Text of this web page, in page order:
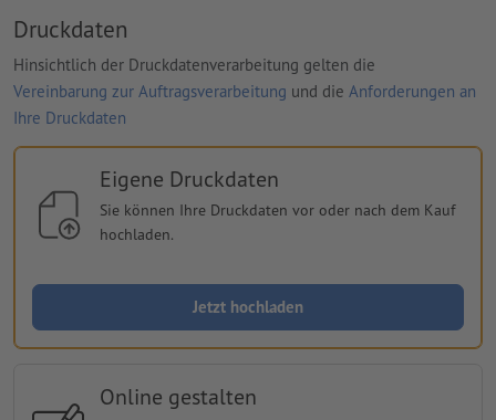
Druckdaten
Hinsichtlich der Druckdatenverarbeitung gelten die
Vereinbarung zur Auftragsverarbeitung und die Anforderungen an
Ihre Druckdaten
Eigene Druckdaten
Sie können Ihre Druckdaten vor oder nach dem Kauf
hochladen.
Jetzt hochladen
Online gestalten